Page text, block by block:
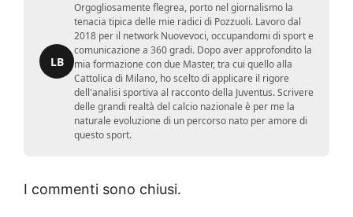
LB
Orgogliosamente flegrea, porto nel giornalismo la
tenacia tipica delle mie radici di Pozzuoli. Lavoro dal
2018 per il network Nuovevoci, occupandomi di sport e
comunicazione a 360 gradi. Dopo aver approfondito la
mia formazione con due Master, tra cui quello alla
Cattolica di Milano, ho scelto di applicare il rigore
dell'analisi sportiva al racconto della Juventus. Scrivere
delle grandi realtà del calcio nazionale è per me la
naturale evoluzione di un percorso nato per amore di
questo sport.
I commenti sono chiusi.